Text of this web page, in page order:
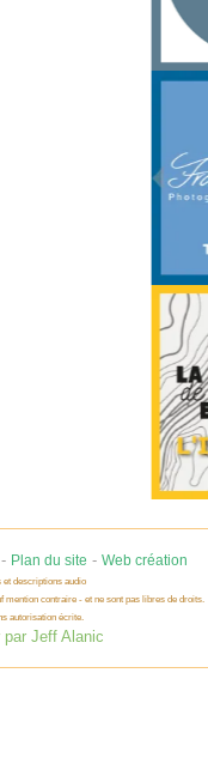
Plan du site - Web création
et descriptions audio
contraire - et ne sont pas libres de droits.
autorisation écrite.
Jeff Alanic